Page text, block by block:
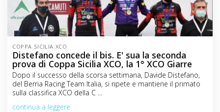
COPPA SICILIA XCO
Distefano concede il bis. E' sua la seconda
prova di Coppa Sicilia XCO, la 1° XCO Giarre
Dopo il successo della scorsa settimana, Davide Distefano,
del Berria Racing Team Italia, si ripete e mantiene il primato
sulla classifica XCO della C ...
continua a leggere